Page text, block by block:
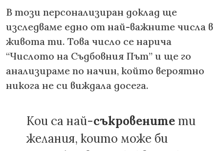
В този персонализиран доклад ще
изследваме едно от най-важните числа в
живота ти. Това число се нарича
“Числото на Съдбовния Път” и ще го
анализираме по начин, който вероятно
никога не си виждала досега.
Кои са най-съкровените ти
желания, които може би